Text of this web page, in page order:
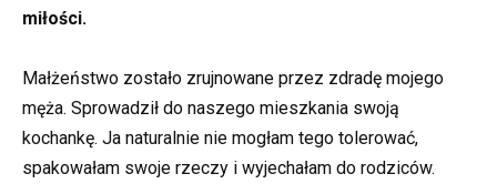
miłości.
Małżeństwo zostało zrujnowane przez zdradę mojego
męża. Sprowadził do naszego mieszkania swoją
kochankę. Ja naturalnie nie mogłam tego tolerować,
spakowałam swoje rzeczy i wyjechałam do rodziców.